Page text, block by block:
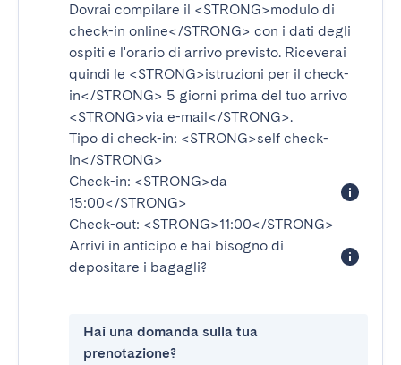
Dovrai compilare il <STRONG>modulo di
check-in online</STRONG> con i dati degli
ospiti e l'orario di arrivo previsto. Riceverai
quindi le <STRONG>istruzioni per il check-
in</STRONG> 5 giorni prima del tuo arrivo
<STRONG>via e-mail</STRONG>.
Tipo di check-in: <STRONG>self check-
in</STRONG>
Check-in: <STRONG>da
15:00</STRONG>
Check-out: <STRONG>11:00</STRONG>
Arrivi in anticipo e hai bisogno di
depositare i bagagli?
Hai una domanda sulla tua
prenotazione?